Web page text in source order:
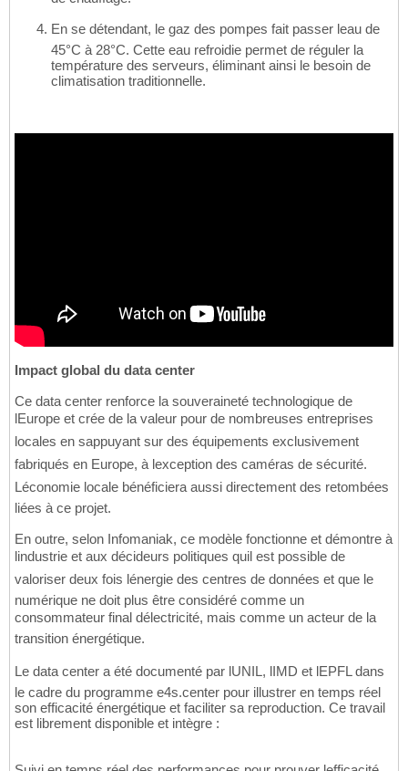
En se détendant, le gaz des pompes fait passer leau de
45°C à 28°C. Cette eau refroidie permet de réguler la
température des serveurs, éliminant ainsi le besoin de
climatisation traditionnelle.
Impact global du data center
Ce data center renforce la souveraineté technologique de
lEurope et crée de la valeur pour de nombreuses entreprises
locales en sappuyant sur des équipements exclusivement
fabriqués en Europe, à lexception des caméras de sécurité.
Léconomie locale bénéficiera aussi directement des retombées
liées à ce projet.
En outre, selon Infomaniak, ce modèle fonctionne et démontre à
lindustrie et aux décideurs politiques quil est possible de
valoriser deux fois lénergie des centres de données et que le
numérique ne doit plus être considéré comme un
consommateur final délectricité, mais comme un acteur de la
transition énergétique.
Le data center a été documenté par lUNIL, lIMD et lEPFL dans
le cadre du programme e4s.center pour illustrer en temps réel
son efficacité énergétique et faciliter sa reproduction. Ce travail
est librement disponible et intègre :